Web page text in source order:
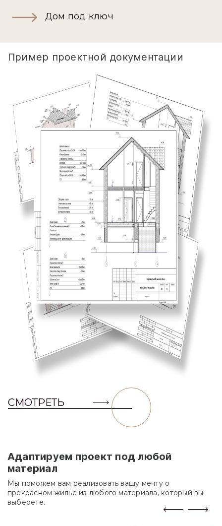
Дом под ключ
Пример проектной документации
СМОТРЕТЬ
Адаптируем проект под любой
материал
Мы поможем вам реализовать вашу мечту о
прекрасном жилье из любого материала, который вы
выберете.